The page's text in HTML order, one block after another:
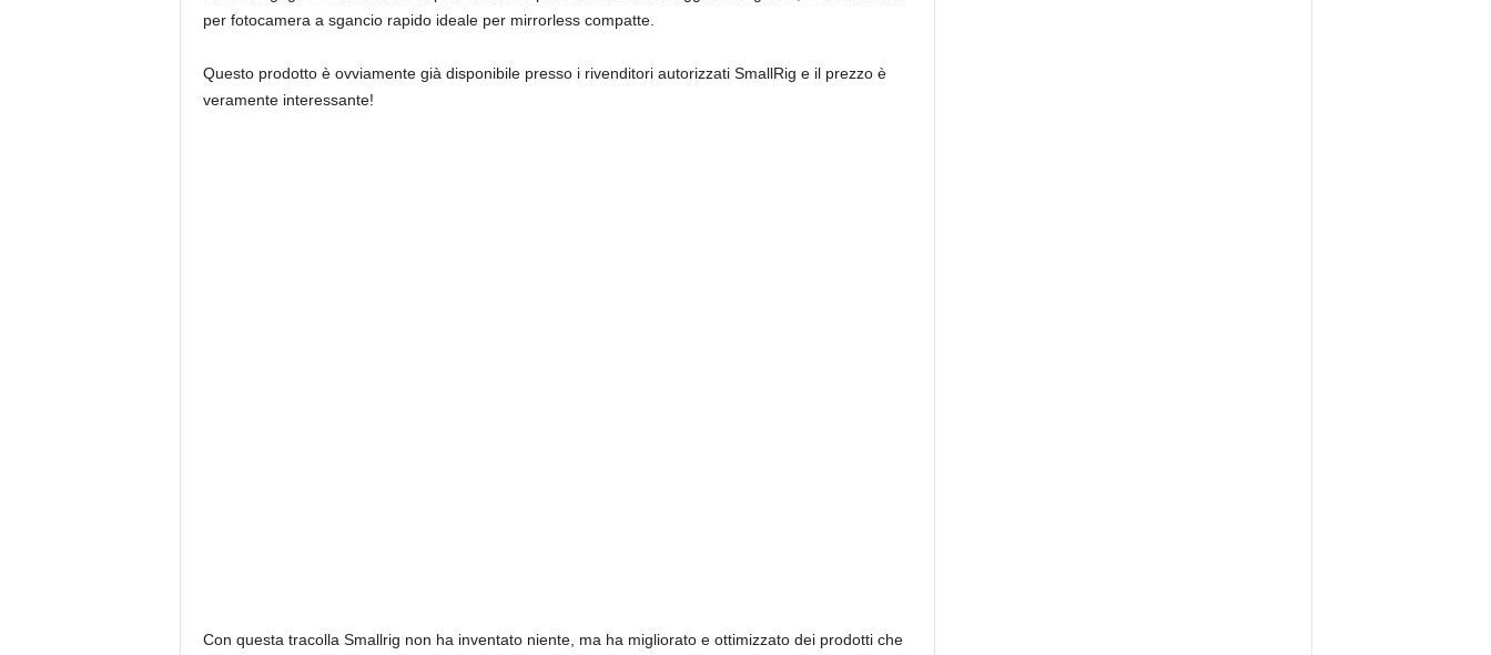
per fotocamera a sgancio rapido ideale per mirrorless compatte.
Questo prodotto è ovviamente già disponibile presso i rivenditori autorizzati SmallRig e il prezzo è
veramente interessante!
Con questa tracolla Smallrig non ha inventato niente, ma ha migliorato e ottimizzato dei prodotti che